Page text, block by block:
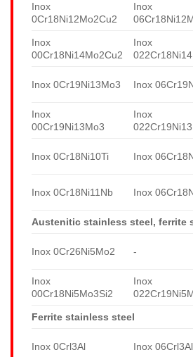
Inox
0Cr18Ni12Mo2Cu2
Inox
Inox
00Cr18Ni14Mo2Cu2
Inox
Inox 0Cr19Ni13Mo3 Inox
Inox
00Cr19Ni13Mo3
Inox
Inox 0Cr18Ni10Ti Inox
Inox 0Cr18Ni11Nb Inox
Austenitic stainless steel, ferrite
Inox 0Cr26Ni5Mo2 -
Inox
00Cr18Ni5Mo3Si2
Inox
Ferrite stainless steel
Inox 0Crl3Al Inox 06Crl3Al